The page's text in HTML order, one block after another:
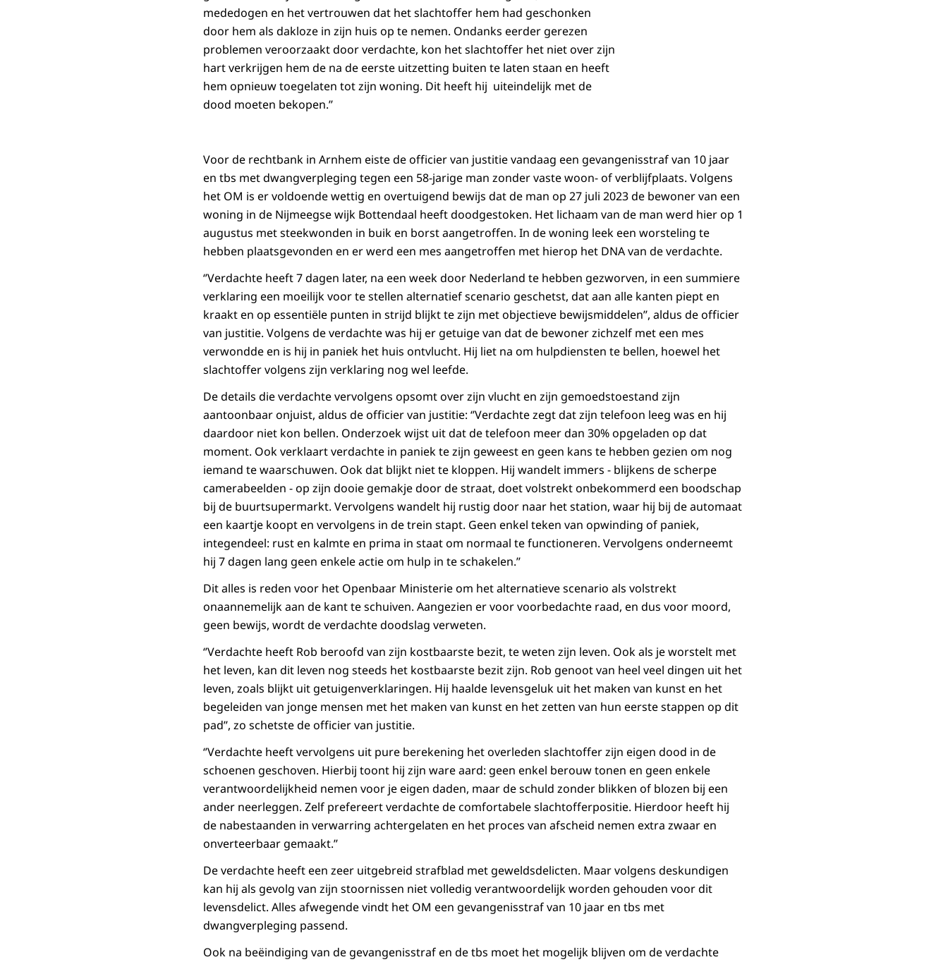
mededogen en het vertrouwen dat het slachtoffer hem had geschonken
door hem als dakloze in zijn huis op te nemen. Ondanks eerder gerezen
problemen veroorzaakt door verdachte, kon het slachtoffer het niet over zijn
hart verkrijgen hem de na de eerste uitzetting buiten te laten staan en heeft
hem opnieuw toegelaten tot zijn woning. Dit heeft hij uiteindelijk met de
dood moeten bekopen.’’
Voor de rechtbank in Arnhem eiste de officier van justitie vandaag een gevangenisstraf van 10 jaar
en tbs met dwangverpleging tegen een 58-jarige man zonder vaste woon- of verblijfplaats. Volgens
het OM is er voldoende wettig en overtuigend bewijs dat de man op 27 juli 2023 de bewoner van een
woning in de Nijmeegse wijk Bottendaal heeft doodgestoken. Het lichaam van de man werd hier op 1
augustus met steekwonden in buik en borst aangetroffen. In de woning leek een worsteling te
hebben plaatsgevonden en er werd een mes aangetroffen met hierop het DNA van de verdachte.
‘’Verdachte heeft 7 dagen later, na een week door Nederland te hebben gezworven, in een summiere
verklaring een moeilijk voor te stellen alternatief scenario geschetst, dat aan alle kanten piept en
kraakt en op essentiële punten in strijd blijkt te zijn met objectieve bewijsmiddelen’’, aldus de officier
van justitie. Volgens de verdachte was hij er getuige van dat de bewoner zichzelf met een mes
verwondde en is hij in paniek het huis ontvlucht. Hij liet na om hulpdiensten te bellen, hoewel het
slachtoffer volgens zijn verklaring nog wel leefde.
De details die verdachte vervolgens opsomt over zijn vlucht en zijn gemoedstoestand zijn
aantoonbaar onjuist, aldus de officier van justitie: ‘’Verdachte zegt dat zijn telefoon leeg was en hij
daardoor niet kon bellen. Onderzoek wijst uit dat de telefoon meer dan 30% opgeladen op dat
moment. Ook verklaart verdachte in paniek te zijn geweest en geen kans te hebben gezien om nog
iemand te waarschuwen. Ook dat blijkt niet te kloppen. Hij wandelt immers - blijkens de scherpe
camerabeelden - op zijn dooie gemakje door de straat, doet volstrekt onbekommerd een boodschap
bij de buurtsupermarkt. Vervolgens wandelt hij rustig door naar het station, waar hij bij de automaat
een kaartje koopt en vervolgens in de trein stapt. Geen enkel teken van opwinding of paniek,
integendeel: rust en kalmte en prima in staat om normaal te functioneren. Vervolgens onderneemt
hij 7 dagen lang geen enkele actie om hulp in te schakelen.’’
Dit alles is reden voor het Openbaar Ministerie om het alternatieve scenario als volstrekt
onaannemelijk aan de kant te schuiven. Aangezien er voor voorbedachte raad, en dus voor moord,
geen bewijs, wordt de verdachte doodslag verweten.
‘’Verdachte heeft Rob beroofd van zijn kostbaarste bezit, te weten zijn leven. Ook als je worstelt met
het leven, kan dit leven nog steeds het kostbaarste bezit zijn. Rob genoot van heel veel dingen uit het
leven, zoals blijkt uit getuigenverklaringen. Hij haalde levensgeluk uit het maken van kunst en het
begeleiden van jonge mensen met het maken van kunst en het zetten van hun eerste stappen op dit
pad’’, zo schetste de officier van justitie.
‘’Verdachte heeft vervolgens uit pure berekening het overleden slachtoffer zijn eigen dood in de
schoenen geschoven. Hierbij toont hij zijn ware aard: geen enkel berouw tonen en geen enkele
verantwoordelijkheid nemen voor je eigen daden, maar de schuld zonder blikken of blozen bij een
ander neerleggen. Zelf prefereert verdachte de comfortabele slachtofferpositie. Hierdoor heeft hij
de nabestaanden in verwarring achtergelaten en het proces van afscheid nemen extra zwaar en
onverteerbaar gemaakt.’’
De verdachte heeft een zeer uitgebreid strafblad met geweldsdelicten. Maar volgens deskundigen
kan hij als gevolg van zijn stoornissen niet volledig verantwoordelijk worden gehouden voor dit
levensdelict. Alles afwegende vindt het OM een gevangenisstraf van 10 jaar en tbs met
dwangverpleging passend.
Ook na beëindiging van de gevangenisstraf en de tbs moet het mogelijk blijven om de verdachte